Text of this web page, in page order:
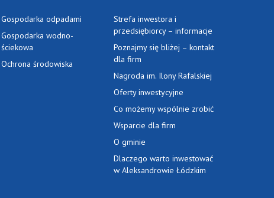
Gospodarka odpadami
Gospodarka wodno-
ściekowa
Ochrona środowiska
Strefa inwestora i
przedsiębiorcy – informacje
Poznajmy się bliżej – kontakt
dla firm
Nagroda im. Ilony Rafalskiej
Oferty inwestycyjne
Co możemy wspólnie zrobić
Wsparcie dla firm
O gminie
Dlaczego warto inwestować
w Aleksandrowie Łódzkim